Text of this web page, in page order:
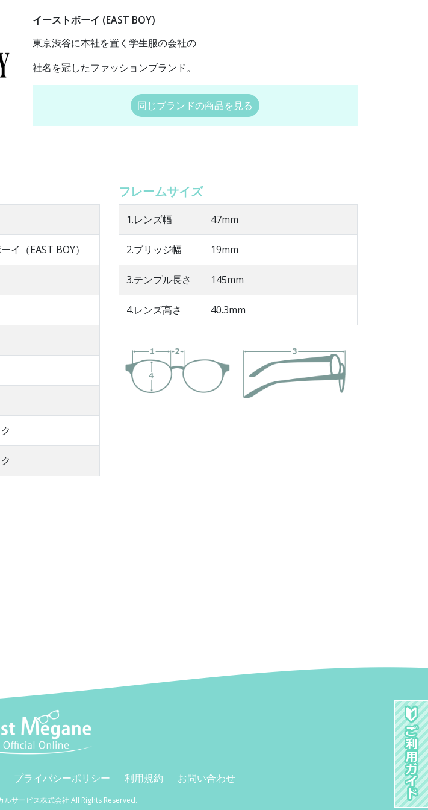
イーストボーイ (EAST BOY)
東京渋谷に本社を置く学生服の会社の
社名を冠したファッションブランド。
同じブランドの商品を見る
イ（EAST BOY）
フレームサイズ
1.レンズ幅 47mm
2.ブリッジ幅 19mm
3.テンプル長さ 145mm
4.レンズ高さ 40.3mm
プライバシーポリシー 利用規約 お問い合わせ
サービス株式会社 All Rights Reserved.